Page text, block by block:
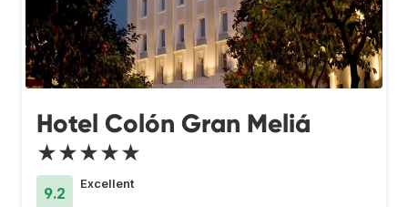
Hotel Colón Gran Meliá
★★★★★
9.2
Excellent